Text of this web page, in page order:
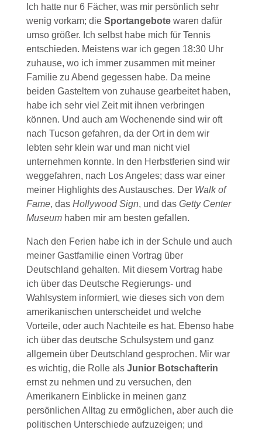
Ich hatte nur 6 Fächer, was mir persönlich sehr
wenig vorkam; die Sportangebotewaren dafür
umso größer. Ich selbst habe mich für Tennis
entschieden. Meistens war ich gegen 18:30 Uhr
zuhause, wo ich immer zusammen mit meiner
Familie zu Abend gegessen habe. Da meine
beiden Gasteltern von zuhause gearbeitet haben,
habe ich sehr viel Zeit mit ihnen verbringen
können. Und auch am Wochenende sind wir oft
nach Tucson gefahren, da der Ort in dem wir
lebten sehr klein war und man nicht viel
unternehmen konnte. In den Herbstferien sind wir
weggefahren, nach Los Angeles; dass war einer
meiner Highlights des Austausches. Der Walk of
Fame, das Hollywood Sign, und das Getty Center
Museumhaben mir am besten gefallen.
Nach den Ferien habe ich in der Schule und auch
meiner Gastfamilie einen Vortrag über
Deutschland gehalten. Mit diesem Vortrag habe
ich über das Deutsche Regierungs- und
Wahlsystem informiert, wie dieses sich von dem
amerikanischen unterscheidet und welche
Vorteile, oder auch Nachteile es hat. Ebenso habe
ich über das deutsche Schulsystem und ganz
allgemein über Deutschland gesprochen. Mir war
es wichtig, die Rolle als Junior Botschafterin
ernst zu nehmen und zu versuchen, den
Amerikanern Einblicke in meinen ganz
persönlichen Alltag zu ermöglichen, aber auch die
politischen Unterschiede aufzuzeigen; und